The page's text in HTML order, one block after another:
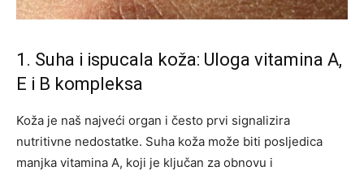
1. Suha i ispucala koža: Uloga vitamina A,
E i B kompleksa
Koža je naš najveći organ i često prvi signalizira
nutritivne nedostatke. Suha koža može biti posljedica
manjka vitamina A, koji je ključan za obnovu i